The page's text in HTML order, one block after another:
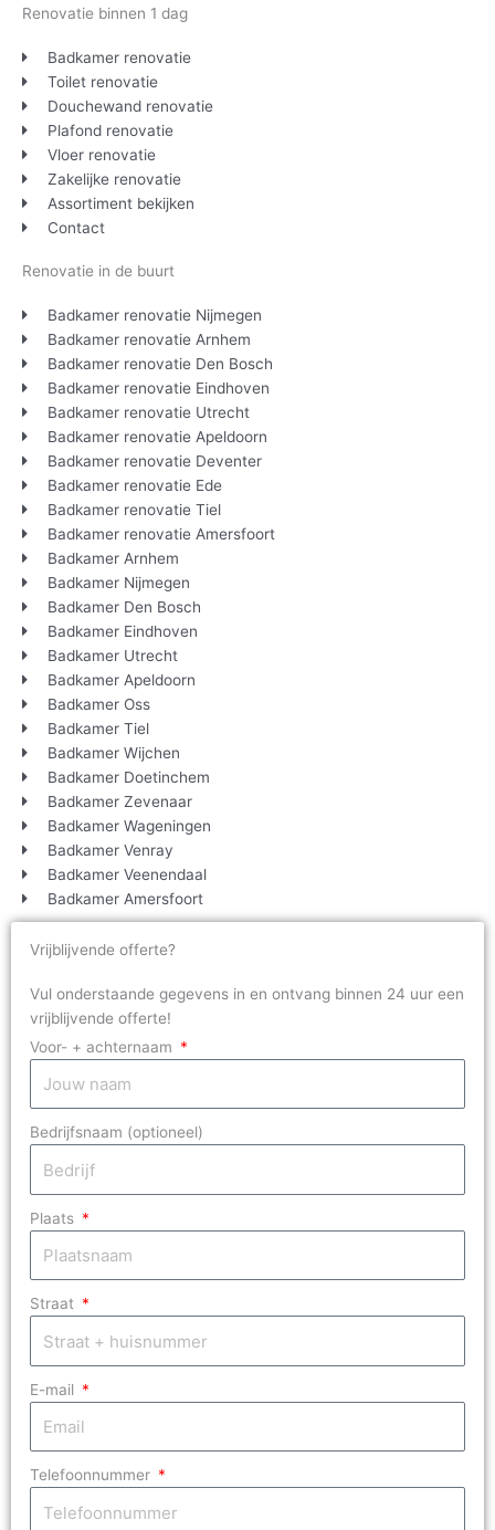
Renovatie binnen 1 dag
Badkamer renovatie
Toilet renovatie
Douchewand renovatie
Plafond renovatie
Vloer renovatie
Zakelijke renovatie
Assortiment bekijken
Contact
Renovatie in de buurt
Badkamer renovatie Nijmegen
Badkamer renovatie Arnhem
Badkamer renovatie Den Bosch
Badkamer renovatie Eindhoven
Badkamer renovatie Utrecht
Badkamer renovatie Apeldoorn
Badkamer renovatie Deventer
Badkamer renovatie Ede
Badkamer renovatie Tiel
Badkamer renovatie Amersfoort
Badkamer Arnhem
Badkamer Nijmegen
Badkamer Den Bosch
Badkamer Eindhoven
Badkamer Utrecht
Badkamer Apeldoorn
Badkamer Oss
Badkamer Tiel
Badkamer Wijchen
Badkamer Doetinchem
Badkamer Zevenaar
Badkamer Wageningen
Badkamer Venray
Badkamer Veenendaal
Badkamer Amersfoort
Vrijblijvende offerte?
Vul onderstaande gegevens in en ontvang binnen 24 uur een
vrijblijvende offerte!
Voor- + achternaam
Bedrijfsnaam (optioneel)
Plaats
Straat
E-mail
Telefoonnummer